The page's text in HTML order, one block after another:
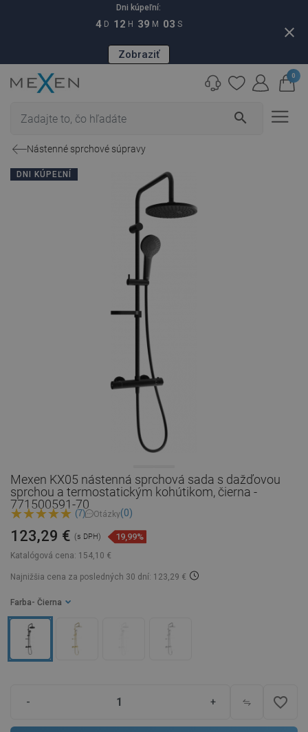
Dni kúpeľní:
4 D 12 H 39 M 02 S
Zobraziť
close
search
0
Nástenné sprchové súpravy
DNI KÚPEĽNÍ
Mexen KX05 nástenná sprchová sada s dažďovou
sprchou a termostatickým kohútikom, čierna -
771500591-70
(7) Otázky(0)
Katalógová cena: 154,10 €
123,29 € (s DPH) 19,99%
Najnižšia cena za posledných 30 dní: 123,29 €
Farba - Čierna
- + favorite_border